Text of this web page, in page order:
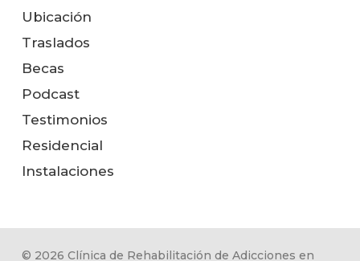
Ubicación
Traslados
Becas
Podcast
Testimonios
Residencial
Instalaciones
© 2026 Clínica de Rehabilitación de Adicciones en